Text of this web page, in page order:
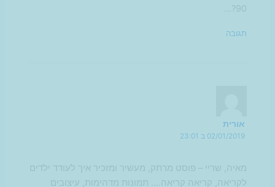
90?…
תגובה
אורית
02/01/2019 ב 23:01
מאיה, שריי – פוסט מרתק, מעשיר ומזכיר איך לעודד ילדים
לקריאה, קריאה קריאה…. תמונות מדהימות, עיצובים